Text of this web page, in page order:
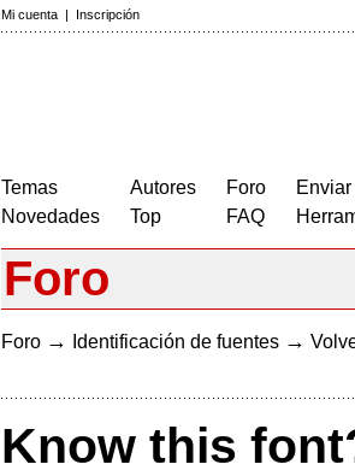
Mi cuenta | Inscripción
Temas
Novedades
Autores
Top
Foro
FAQ
Foro
Foro → Identificación de fuentes →
Know this